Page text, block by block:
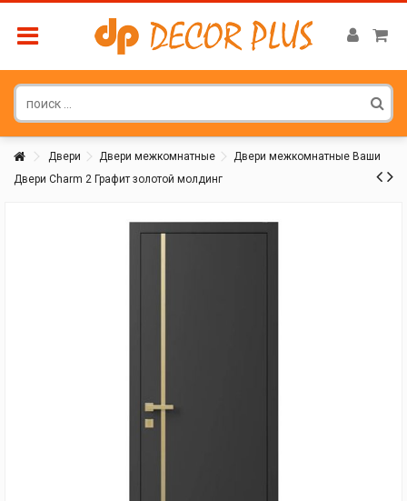
Двери Двери межкомнатные
Двери межкомнатные Ваши
Двери Charm 2 Графит золотой молдинг